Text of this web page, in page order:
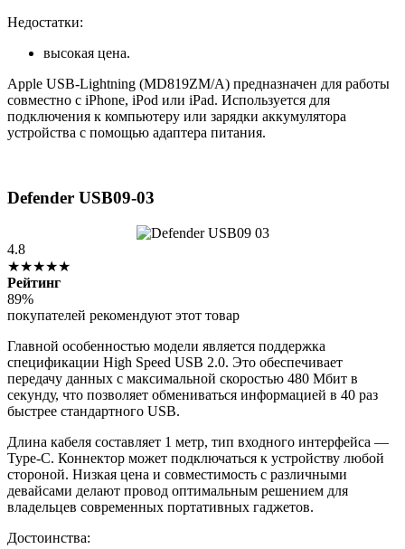
Недостатки:
высокая цена.
Apple USB-Lightning (MD819ZM/A) предназначен для работы
совместно с iPhone, iPod или iPad. Используется для
подключения к компьютеру или зарядки аккумулятора
устройства с помощью адаптера питания.
Defender USB09-03
4.8
★★★★★
Рейтинг
89%
покупателей рекомендуют этот товар
Главной особенностью модели является поддержка
спецификации High Speed USB 2.0. Это обеспечивает
передачу данных с максимальной скоростью 480 Мбит в
секунду, что позволяет обмениваться информацией в 40 раз
быстрее стандартного USB.
Длина кабеля составляет 1 метр, тип входного интерфейса —
Type-C. Коннектор может подключаться к устройству любой
стороной. Низкая цена и совместимость с различными
девайсами делают провод оптимальным решением для
владельцев современных портативных гаджетов.
Достоинства: